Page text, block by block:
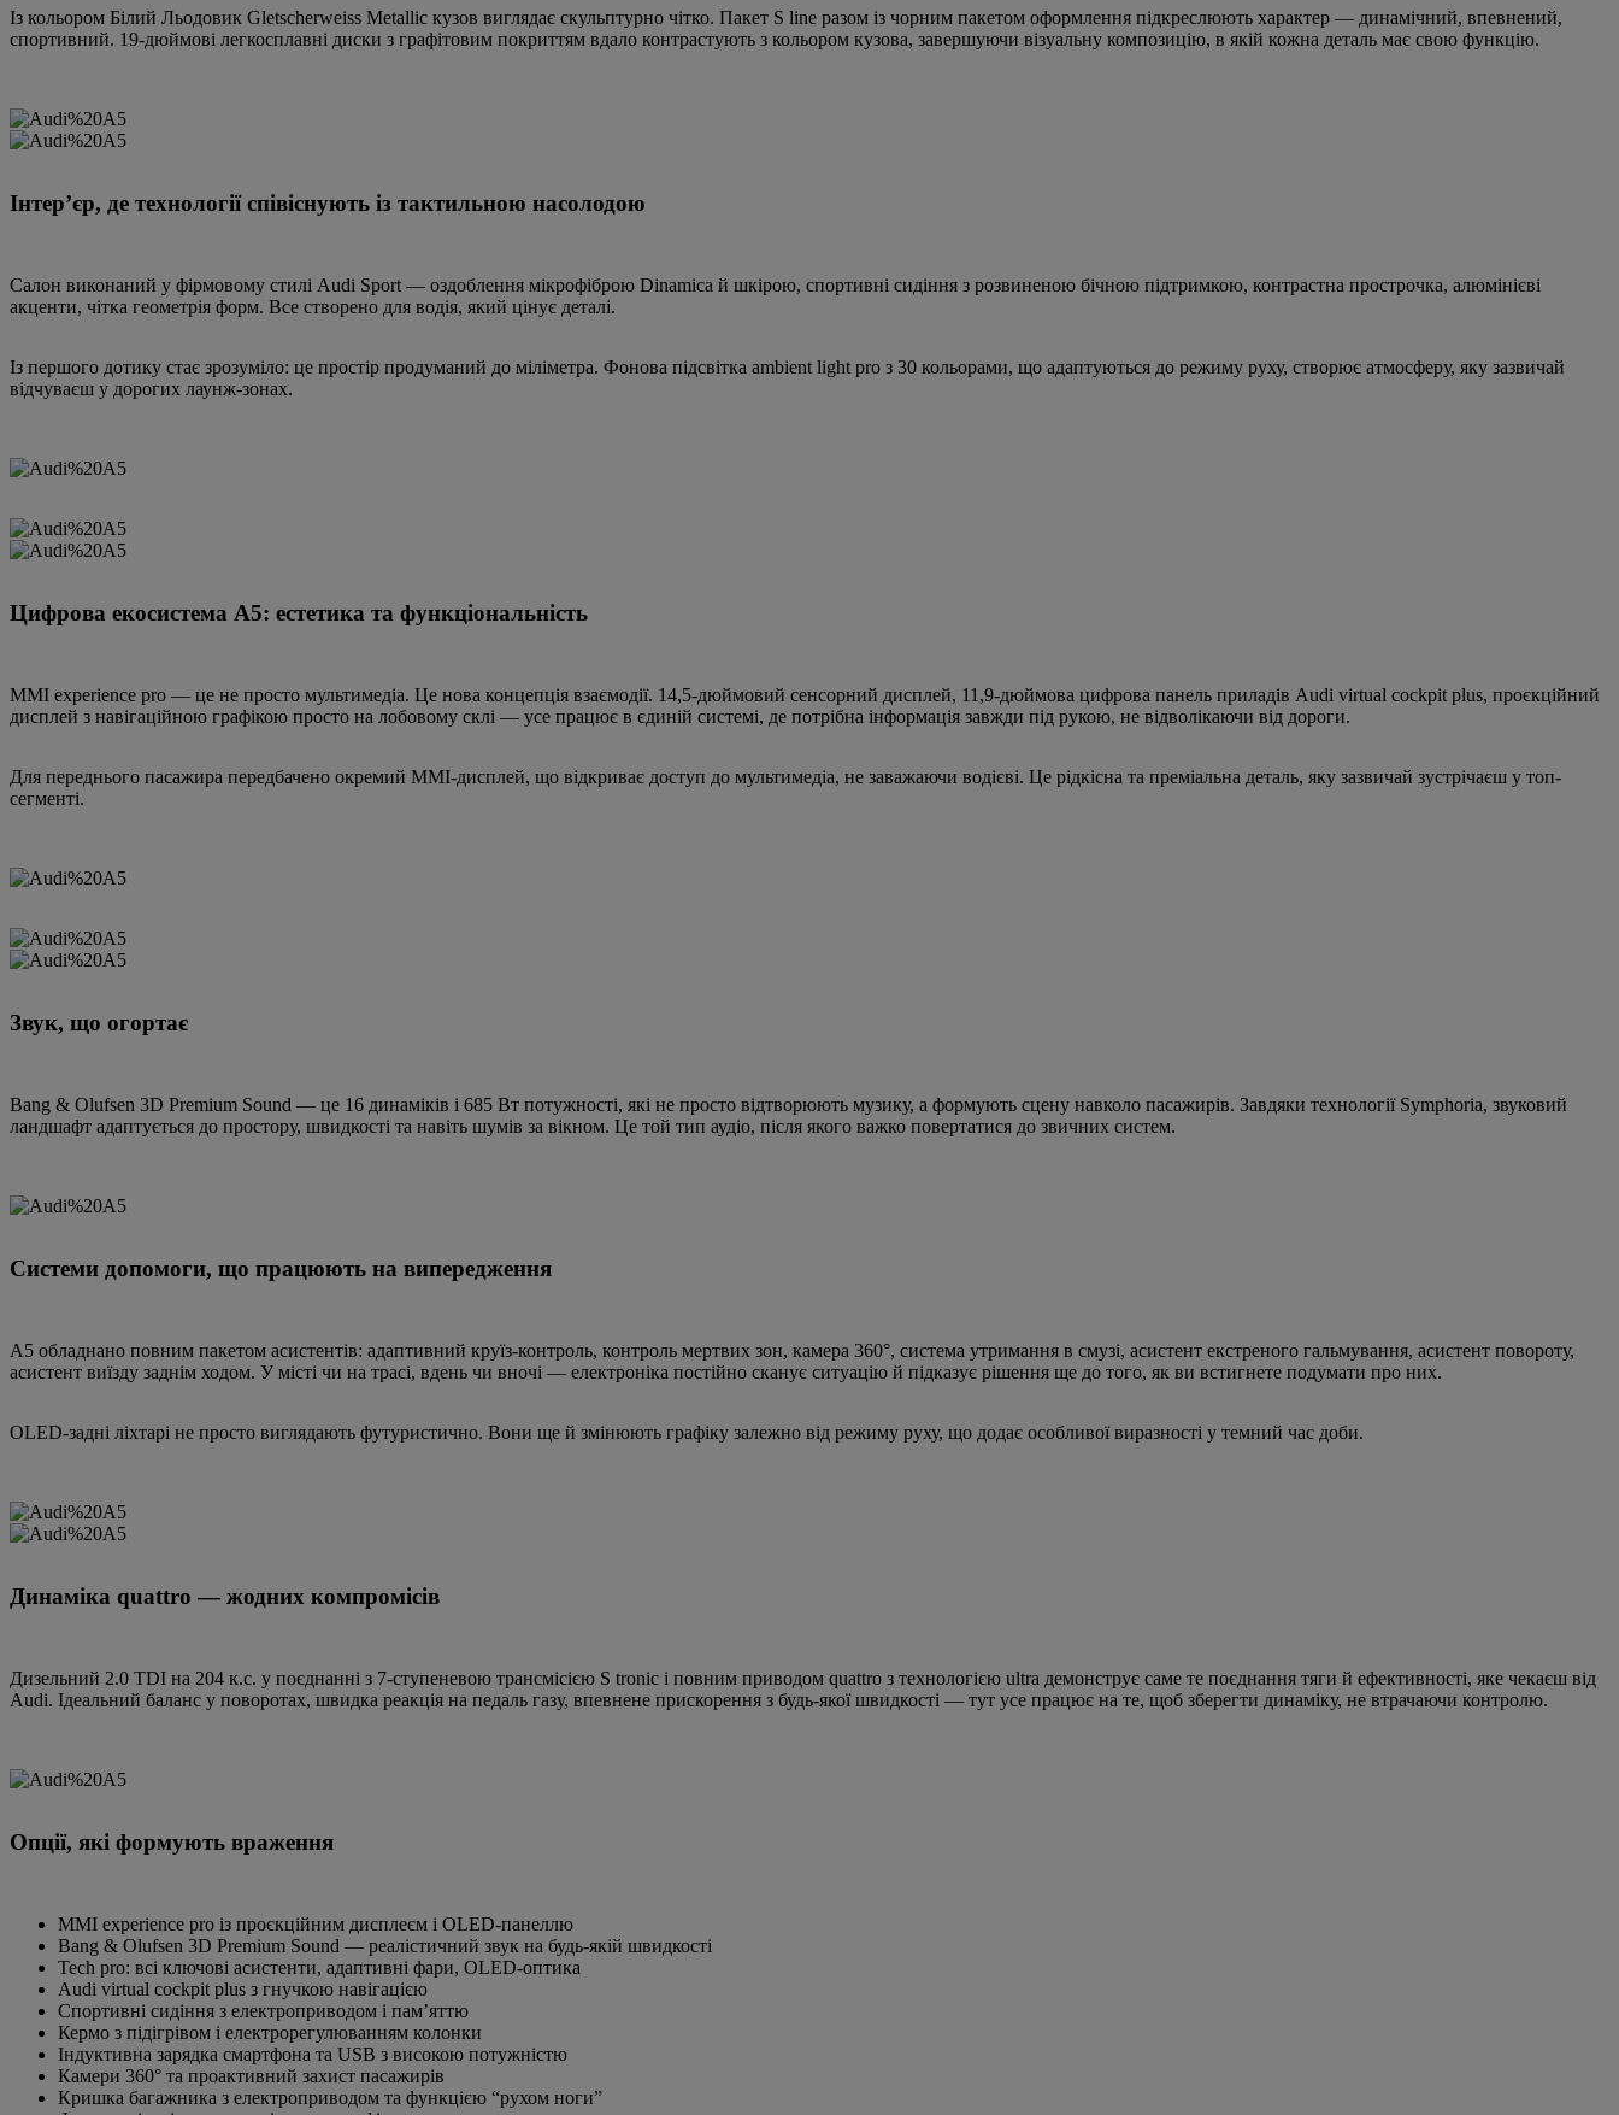
Із кольором Білий Льодовик Gletscherweiss Metallic кузов виглядає скульптурно чітко. Пакет S line разом із чорним пакетом оформлення підкреслюють характер — динамічний, впевнений,
спортивний. 19-дюймові легкосплавні диски з графітовим покриттям вдало контрастують з кольором кузова, завершуючи візуальну композицію, в якій кожна деталь має свою функцію.
Інтер’єр, де технології співіснують із тактильною насолодою
Салон виконаний у фірмовому стилі Audi Sport — оздоблення мікрофіброю Dinamica й шкірою, спортивні сидіння з розвиненою бічною підтримкою, контрастна прострочка, алюмінієві
акценти, чітка геометрія форм. Все створено для водія, який цінує деталі.
Із першого дотику стає зрозуміло: це простір продуманий до міліметра. Фонова підсвітка ambient light pro з 30 кольорами, що адаптуються до режиму руху, створює атмосферу, яку зазвичай
відчуваєш у дорогих лаунж-зонах.
Цифрова екосистема A5: естетика та функціональність
MMI experience pro — це не просто мультимедіа. Це нова концепція взаємодії. 14,5-дюймовий сенсорний дисплей, 11,9-дюймова цифрова панель приладів Audi virtual cockpit plus, проєкційний
дисплей з навігаційною графікою просто на лобовому склі — усе працює в єдиній системі, де потрібна інформація завжди під рукою, не відволікаючи від дороги.
Для переднього пасажира передбачено окремий MMI-дисплей, що відкриває доступ до мультимедіа, не заважаючи водієві. Це рідкісна та преміальна деталь, яку зазвичай зустрічаєш у топ-
сегменті.
Звук, що огортає
Bang & Olufsen 3D Premium Sound — це 16 динаміків і 685 Вт потужності, які не просто відтворюють музику, а формують сцену навколо пасажирів. Завдяки технології Symphoria, звуковий
ландшафт адаптується до простору, швидкості та навіть шумів за вікном. Це той тип аудіо, після якого важко повертатися до звичних систем.
Системи допомоги, що працюють на випередження
A5 обладнано повним пакетом асистентів: адаптивний круїз-контроль, контроль мертвих зон, камера 360°, система утримання в смузі, асистент екстреного гальмування, асистент повороту,
асистент виїзду заднім ходом. У місті чи на трасі, вдень чи вночі — електроніка постійно сканує ситуацію й підказує рішення ще до того, як ви встигнете подумати про них.
OLED-задні ліхтарі не просто виглядають футуристично. Вони ще й змінюють графіку залежно від режиму руху, що додає особливої виразності у темний час доби.
Динаміка quattro — жодних компромісів
Дизельний 2.0 TDI на 204 к.с. у поєднанні з 7-ступеневою трансмісією S tronic і повним приводом quattro з технологією ultra демонструє саме те поєднання тяги й ефективності, яке чекаєш від
Audi. Ідеальний баланс у поворотах, швидка реакція на педаль газу, впевнене прискорення з будь-якої швидкості — тут усе працює на те, щоб зберегти динаміку, не втрачаючи контролю.
Опції, які формують враження
MMI experience pro із проєкційним дисплеєм і OLED-панеллю
Bang & Olufsen 3D Premium Sound — реалістичний звук на будь-якій швидкості
Tech pro: всі ключові асистенти, адаптивні фари, OLED-оптика
Audi virtual cockpit plus з гнучкою навігацією
Спортивні сидіння з електроприводом і пам’яттю
Кермо з підігрівом і електрорегулюванням колонки
Індуктивна зарядка смартфона та USB з високою потужністю
Камери 360° та проактивний захист пасажирів
Кришка багажника з електроприводом та функцією “рухом ноги”